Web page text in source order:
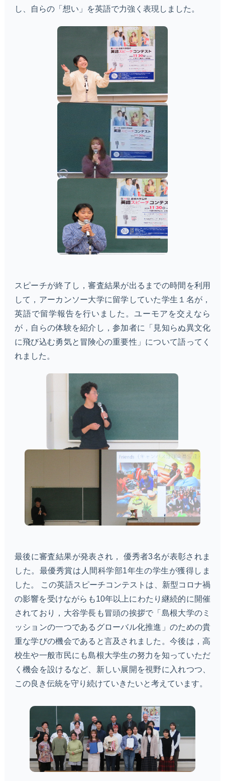
し、自らの「想い」を英語で力強く表現しました。
スピーチが終了し，審査結果が出るまでの時間を利用
して，アーカンソー大学に留学していた学生１名が，
英語で留学報告を行いました。ユーモアを交えなら
が，自らの体験を紹介し，参加者に「見知らぬ異文化
に飛び込む勇気と冒険心の重要性」について語ってく
れました。
最後に審査結果が発表され， 優秀者3名が表彰されま
した。最優秀賞は人間科学部1年生の学生が獲得しま
した。 この英語スピーチコンテストは、新型コロナ禍
の影響を受けながらも10年以上にわたり継続的に開催
されており，大谷学長も冒頭の挨拶で「島根大学のミ
ッションの一つであるグローバル化推進」のための貴
重な学びの機会であると言及されました。今後は，高
校生や一般市民にも島根大学生の努力を知っていただ
く機会を設けるなど、新しい展開を視野に入れつつ、
この良き伝統を守り続けていきたいと考えています。